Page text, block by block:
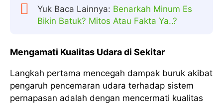
Yuk Baca Lainnya: Benarkah Minum Es
Bikin Batuk? Mitos Atau Fakta Ya..?
Mengamati Kualitas Udara di Sekitar
Langkah pertama mencegah dampak buruk akibat
pengaruh pencemaran udara terhadap sistem
pernapasan adalah dengan mencermati kualitas